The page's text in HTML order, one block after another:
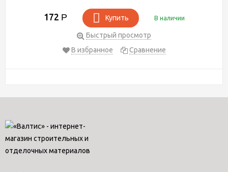
172 Р Купить В наличии
Быстрый просмотр
В избранное
Сравнение